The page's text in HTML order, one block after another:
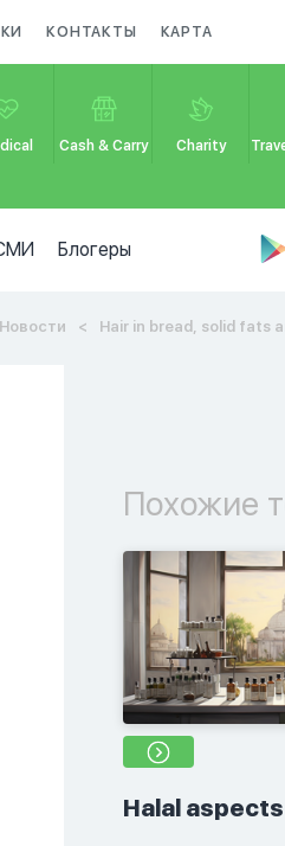
КОНТАКТЫ КАРТА
Cash & Carry Charity
Блогеры
Новости Hair in bread, solid fats
Похожие
Halal